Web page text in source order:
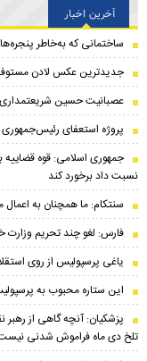
آخرین اخبار
ساختمانی که به‌خاطر
جدیدترین عکس لادن
عصبانیت حسین شریعتمداری
پروژه استعفای رئیس‌جمهوری
جمهوری اسلامی: قوه قضاییه
نسبت داد برخورد کند
سنتکام: ما همچنان به اعمال
فارس: لغو چند تحریم وزارت
یاغی پرسپولیس از روی
این ستاره محبوب به
پزشکیان‌: آنچه گاهی از
تلخ دی ماه فراموش شدنی نیست